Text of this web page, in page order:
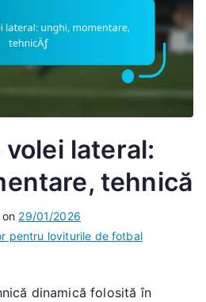
lateral:
tehnică
29/01/2026
pentru loviturile de fotbal
dinamică folosită în